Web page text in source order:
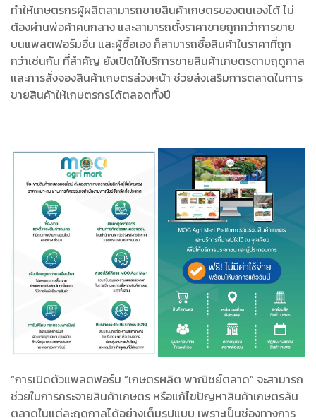
ทำให้เกษตรกรผู้ผลิตสามารถขายสินค้าเกษตรของตนเองได้ ไม่
ต้องผ่านพ่อค้าคนกลาง และสามารถตั้งราคาขายถูกกว่าการขาย
บนแพลตฟอร์มอื่น และผู้ซื้อเอง ก็สามารถซื้อสินค้าในราคาที่ถูก
กว่าเช่นกัน ที่สำคัญ ยังเปิดให้บริการขายสินค้าเกษตรตามฤดูกาล
และการสั่งจองสินค้าเกษตรล่วงหน้า ช่วยส่งเสริมการตลาดในการ
ขายสินค้าให้เกษตรกรได้ตลอดทั้งปี
“การเปิดตัวแพลตฟอร์ม “เกษตรผลิต พาณิชย์ตลาด” จะสามารถ
ช่วยในการกระจายสินค้าเกษตร หรือแก้ไขปัญหาสินค้าเกษตรล้น
ตลาดในแต่ละฤดูกาลได้อย่างเต็มรูปแบบ เพราะเป็นช่องทางการ